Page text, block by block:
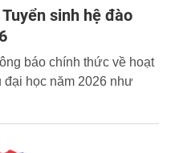
sinh hệ đào
báo chính thức về hoạt
đại học năm 2026 như